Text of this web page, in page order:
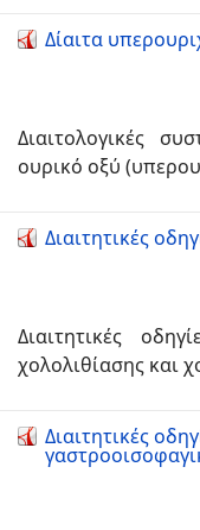
Δίαιτα
Διαιτολογικές
ουρικό οξύ
Διαιτητικές
Διαιτητικές
χολολιθίασης και
Διαιτητικές